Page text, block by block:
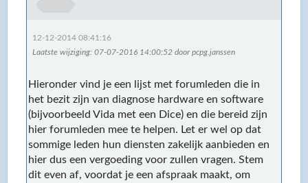
12-12-2014 08:41:16
Laatste wijziging: 07-07-2016 14:00:52 door pcpg.janssen
Hieronder vind je een lijst met forumleden die in
het bezit zijn van diagnose hardware en software
(bijvoorbeeld Vida met een Dice) en die bereid zijn
hier forumleden mee te helpen. Let er wel op dat
sommige leden hun diensten zakelijk aanbieden en
hier dus een vergoeding voor zullen vragen. Stem
dit even af, voordat je een afspraak maakt, om